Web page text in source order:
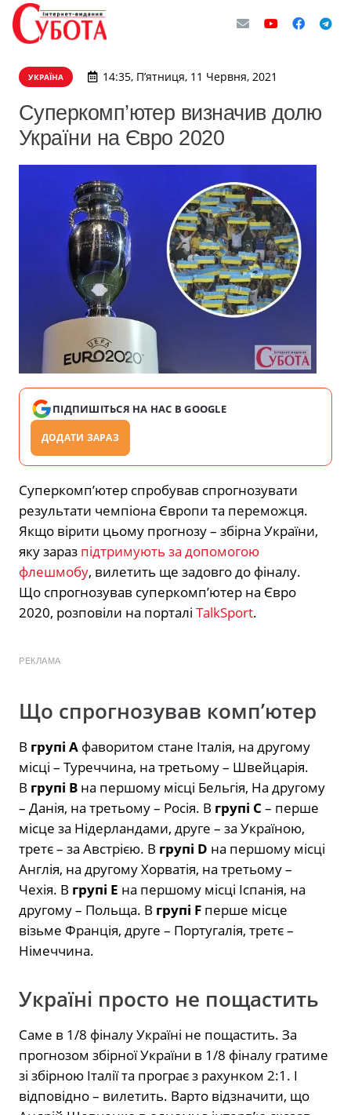
УКРАЇНА 14:35, П’ятниця, 11 Червня, 2021
Суперкомп’ютер визначив долю
України на Євро 2020
ПІДПИШІТЬСЯ НА НАС В GOOGLE
ДОДАТИ ЗАРАЗ
Суперкомп’ютер спробував спрогнозувати
результати чемпіона Європи та переможця.
Якщо вірити цьому прогнозу – збірна України,
яку зараз підтримують за допомогою
флешмобу, вилетить ще задовго до фіналу.
Що спрогнозував суперкомп’ютер на Євро
2020, розповіли на порталі TalkSport.
РЕКЛАМА
Що спрогнозував комп’ютер
В групі А фаворитом стане Італія, на другому
місці – Туреччина, на третьому – Швейцарія.
В групі В на першому місці Бельгія, На другому
– Данія, на третьому – Росія. В групі С – перше
місце за Нідерландами, друге – за Україною,
третє – за Австрією. В групі D на першому місці
Англія, на другому Хорватія, на третьому –
Чехія. В групі Е на першому місці Іспанія, на
другому – Польща. В групі F перше місце
візьме Франція, друге – Португалія, третє –
Німеччина.
Україні просто не пощастить
Саме в 1/8 фіналу Україні не пощастить. За
прогнозом збірної України в 1/8 фіналу гратиме
зі збірною Італії та програє з рахунком 2:1. І
відповідно – вилетить. Варто відзначити, що